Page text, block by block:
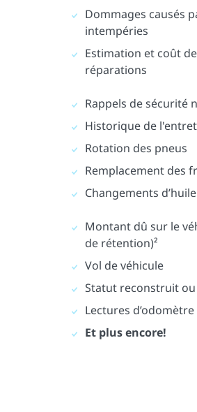
Dommages causés
intempéries
Estimation et coût
réparations
Rappels de sécurité
Historique de
Rotation des pneus
Remplacement des
Changements d’huile
Montant dû sur le
de rétention)²
Vol de véhicule
Statut reconstruit
Lectures d’odomètre
Et plus encore!